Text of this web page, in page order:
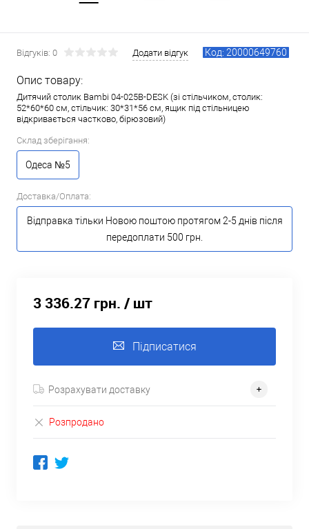
Відгуків: 0 Додати відгук Код: 20000649760
Опис товару:
Дитячий столик Bambi 04-025B-DESK (зі стільчиком, столик:
52*60*60 см, стільчик: 30*31*56 см, ящик під стільницею
відкривається частково, бірюзовий)
Склад зберігання:
Одеса №5
Доставка/Оплата:
Відправка тільки Новою поштою протягом 2-5 днів після
передоплати 500 грн.
3 336.27 грн. / шт
Підписатися
Розрахувати доставку
Розпродано